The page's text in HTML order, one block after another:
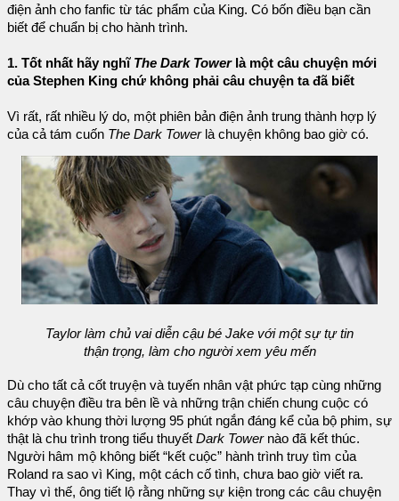
điện ảnh cho fanfic từ tác phẩm của King. Có bốn điều bạn cần
biết để chuẩn bị cho hành trình.
1. Tốt nhất hãy nghĩ The Dark Towerlà một câu chuyện mới
của Stephen King chứ không phải câu chuyện ta đã biết
Vì rất, rất nhiều lý do, một phiên bản điện ảnh trung thành hợp lý
của cả tám cuốn The Dark Towerlà chuyện không bao giờ có.
Taylor làm chủ vai diễn cậu bé Jake với một sự tự tin
thận trọng, làm cho người xem yêu mến
Dù cho tất cả cốt truyện và tuyến nhân vật phức tạp cùng những
câu chuyện điều tra bên lề và những trận chiến chung cuộc có
khớp vào khung thời lượng 95 phút ngắn đáng kể của bộ phim, sự
thật là chu trình trong tiểu thuyết Dark Towernào đã kết thúc.
Người hâm mộ không biết “kết cuộc” hành trình truy tìm của
Roland ra sao vì King, một cách cố tình, chưa bao giờ viết ra.
Thay vì thế, ông tiết lộ rằng những sự kiện trong các câu chuyện